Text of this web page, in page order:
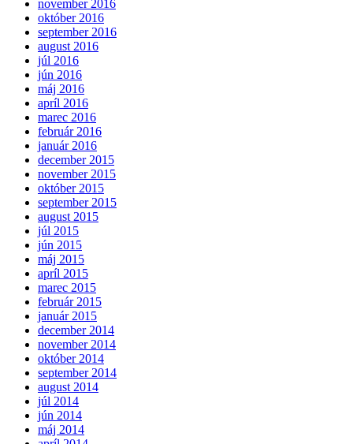
november 2016
október 2016
september 2016
august 2016
júl 2016
jún 2016
máj 2016
apríl 2016
marec 2016
február 2016
január 2016
december 2015
november 2015
október 2015
september 2015
august 2015
júl 2015
jún 2015
máj 2015
apríl 2015
marec 2015
február 2015
január 2015
december 2014
november 2014
október 2014
september 2014
august 2014
júl 2014
jún 2014
máj 2014